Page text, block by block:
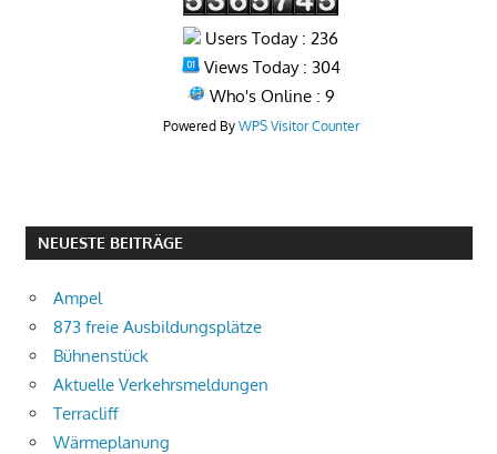
Users Today : 236
Views Today : 304
Who's Online : 9
Powered By WPS Visitor Counter
NEUESTE BEITRÄGE
Ampel
873 freie Ausbildungsplätze
Bühnenstück
Aktuelle Verkehrsmeldungen
Terracliff
Wärmeplanung